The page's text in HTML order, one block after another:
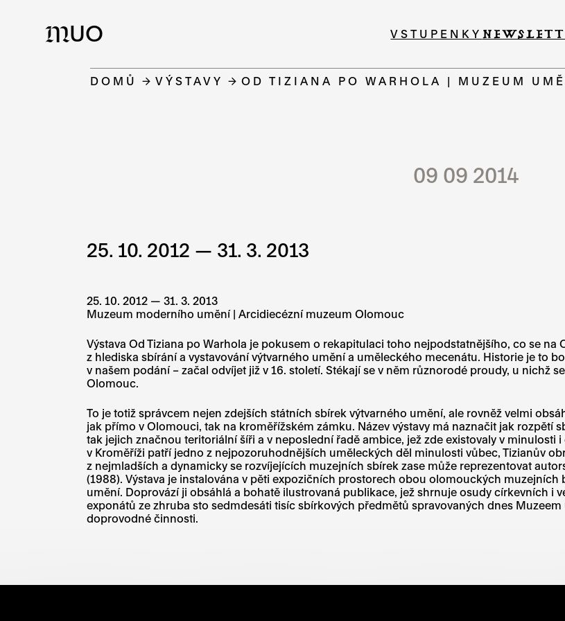
MUO VSTUPENKY
DOMŮ VÝSTAVY OD TIZIANA PO WARHOLA | MUZEUM
09 09 2014
25. 10. 2012 — 31. 3. 2013
25. 10. 2012 — 31. 3. 2013
Muzeum moderního umění | Arcidiecézní muzeum Olomouc
Výstava Od Tiziana po Warhola je pokusem o rekapitulaci toho nejpodstatnějšího, co se
z hlediska sbírání a vystavování výtvarného umění a uměleckého mecenátu. Historie je to
v našem podání – začal odvíjet již v 16. století. Stékají se v něm různorodé proudy, u nichž
Olomouc.
To je totiž správcem nejen zdejších státních sbírek výtvarného umění, ale rovněž velmi
jak přímo v Olomouci, tak na kroměřížském zámku. Název výstavy má naznačit jak rozpětí
tak jejich značnou teritoriální šíři a v neposlední řadě ambice, jež zde existovaly v minulosti
v Kroměříži patří jedno z nejpozoruhodnějších uměleckých děl minulosti vůbec, Tizianův
z nejmladších a dynamicky se rozvíjejících muzejních sbírek zase může reprezentovat
(1988). Výstava je instalována v pěti expozičních prostorech obou olomouckých
umění. Doprovází ji obsáhlá a bohatě ilustrovaná publikace, jež shrnuje osudy církevních i
exponátů ze zhruba sto sedmdesáti tisíc sbírkových předmětů spravovaných dnes
doprovodné činnosti.